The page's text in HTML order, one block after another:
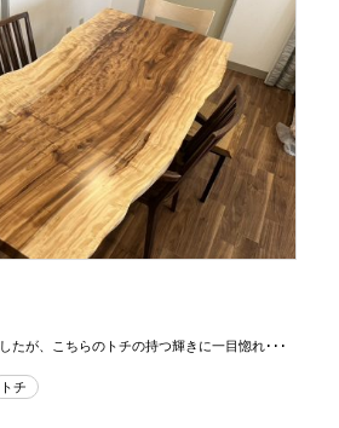
たが、こちらのトチの持つ輝きに一目惚れ･･･
トチ